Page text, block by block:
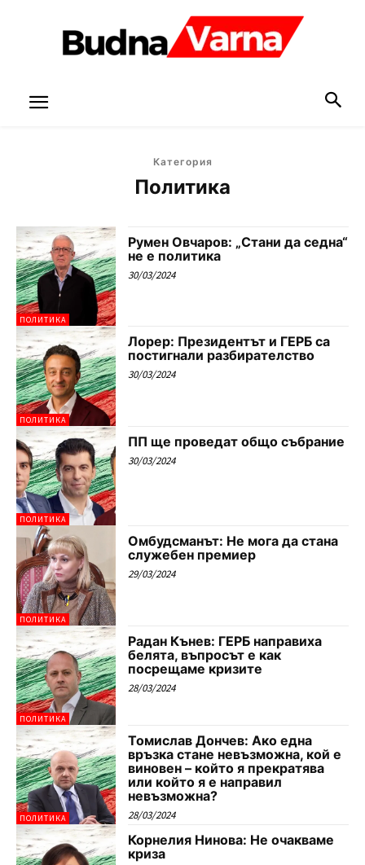
Категория
Политика
ПОЛИТИКА
Румен Овчаров: „Стани да седна“
не е политика
30/03/2024
ПОЛИТИКА
Лорер: Президентът и ГЕРБ са
постигнали разбирателство
30/03/2024
ПОЛИТИКА
ПП ще проведат общо събрание
30/03/2024
ПОЛИТИКА
Омбудсманът: Не мога да стана
служебен премиер
29/03/2024
ПОЛИТИКА
Радан Кънев: ГЕРБ направиха
белята, въпросът е как
посрещаме кризите
28/03/2024
ПОЛИТИКА
Томислав Дончев: Ако една
връзка стане невъзможна, кой е
виновен – който я прекратява
или който я е направил
невъзможна?
28/03/2024
Корнелия Нинова: Не очакваме
криза